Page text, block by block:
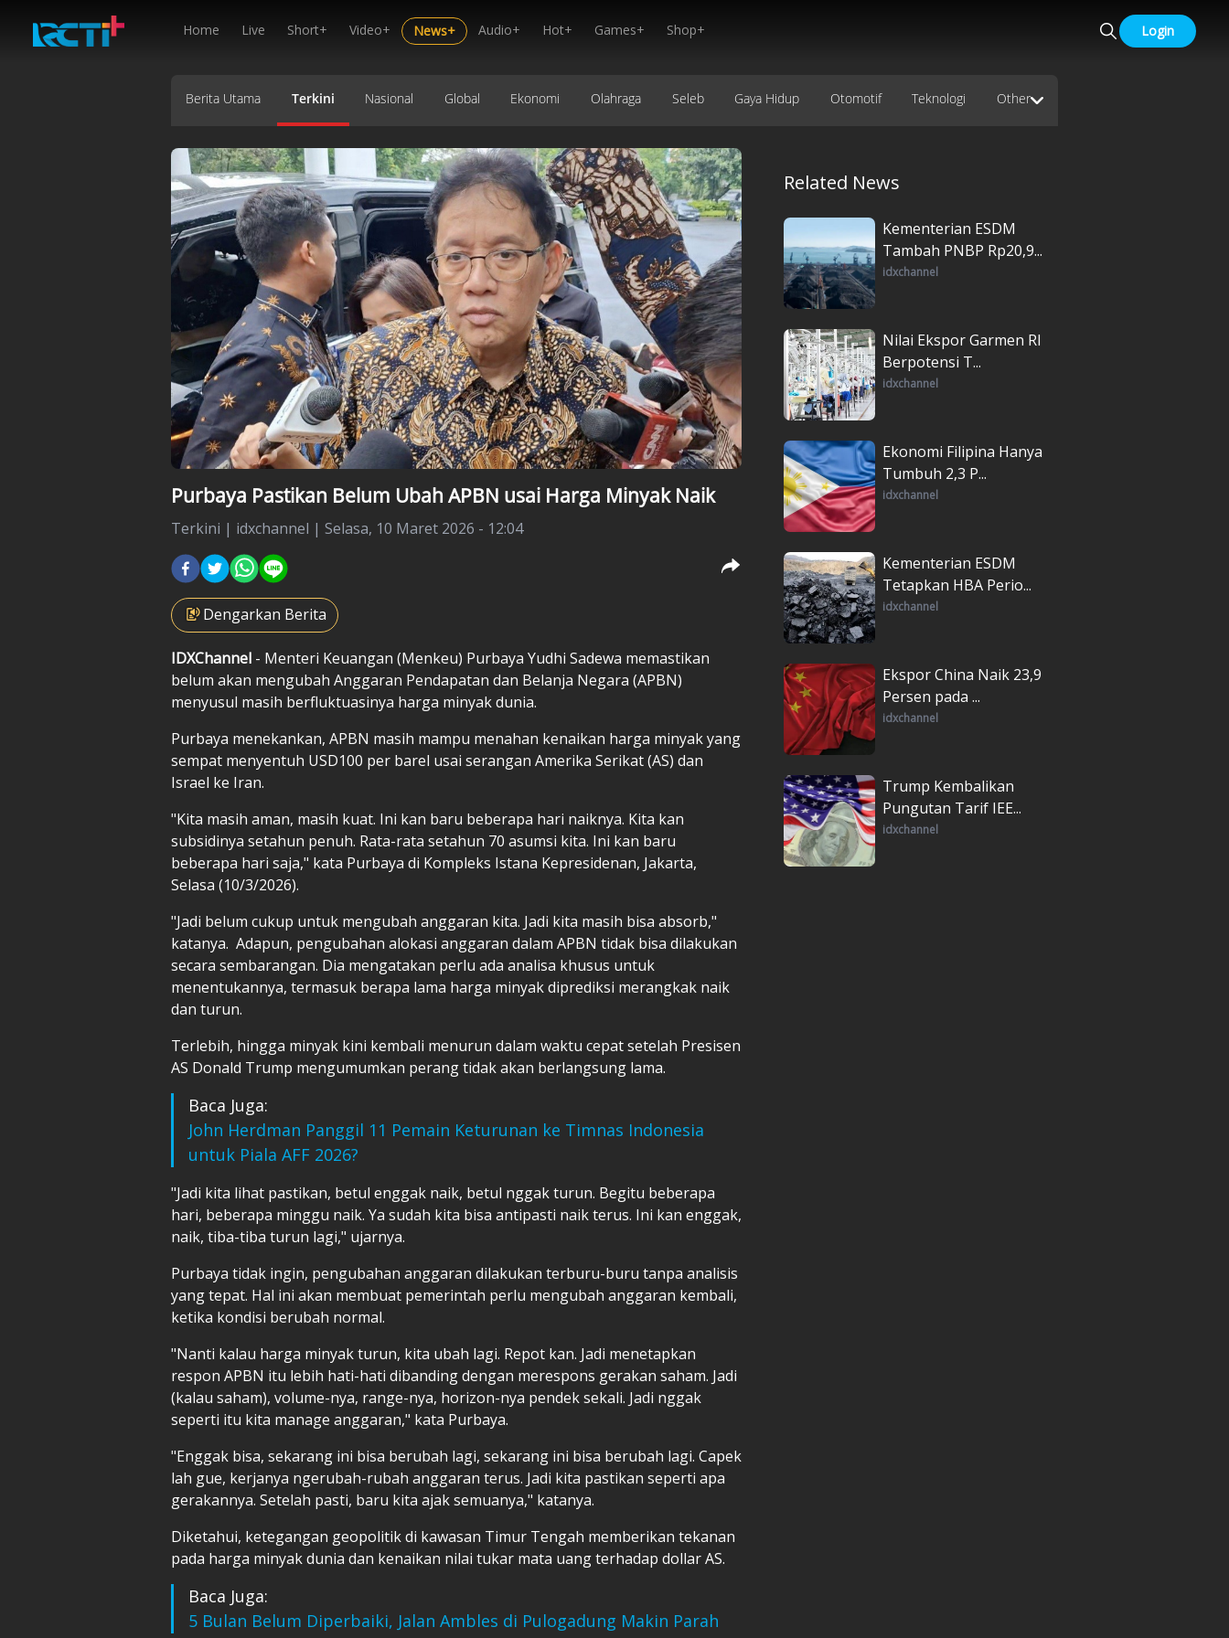
Home Live Short+ Video+ News+ Audio+ Hot+ Games+ Shop+ Login
Berita Utama Terkini Nasional Global Ekonomi Olahraga Seleb Gaya Hidup Otomotif Teknologi Other
Purbaya Pastikan Belum Ubah APBN usai Harga Minyak Naik
Terkini | idxchannel | Selasa, 10 Maret 2026 - 12:04
Dengarkan Berita
IDXChannel - Menteri Keuangan (Menkeu) Purbaya Yudhi Sadewa memastikan
belum akan mengubah Anggaran Pendapatan dan Belanja Negara (APBN)
menyusul masih berfluktuasinya harga minyak dunia.
Purbaya menekankan, APBN masih mampu menahan kenaikan harga minyak yang
sempat menyentuh USD100 per barel usai serangan Amerika Serikat (AS) dan
Israel ke Iran.
"Kita masih aman, masih kuat. Ini kan baru beberapa hari naiknya. Kita kan
subsidinya setahun penuh. Rata-rata setahun 70 asumsi kita. Ini kan baru
beberapa hari saja," kata Purbaya di Kompleks Istana Kepresidenan, Jakarta,
Selasa (10/3/2026).
"Jadi belum cukup untuk mengubah anggaran kita. Jadi kita masih bisa absorb,"
katanya. Adapun, pengubahan alokasi anggaran dalam APBN tidak bisa dilakukan
secara sembarangan. Dia mengatakan perlu ada analisa khusus untuk
menentukannya, termasuk berapa lama harga minyak diprediksi merangkak naik
dan turun.
Terlebih, hingga minyak kini kembali menurun dalam waktu cepat setelah Presisen
AS Donald Trump mengumumkan perang tidak akan berlangsung lama.
Baca Juga:
John Herdman Panggil 11 Pemain Keturunan ke Timnas Indonesia
untuk Piala AFF 2026?
"Jadi kita lihat pastikan, betul enggak naik, betul nggak turun. Begitu beberapa
hari, beberapa minggu naik. Ya sudah kita bisa antipasti naik terus. Ini kan enggak,
naik, tiba-tiba turun lagi," ujarnya.
Purbaya tidak ingin, pengubahan anggaran dilakukan terburu-buru tanpa analisis
yang tepat. Hal ini akan membuat pemerintah perlu mengubah anggaran kembali,
ketika kondisi berubah normal.
"Nanti kalau harga minyak turun, kita ubah lagi. Repot kan. Jadi menetapkan
respon APBN itu lebih hati-hati dibanding dengan merespons gerakan saham. Jadi
(kalau saham), volume-nya, range-nya, horizon-nya pendek sekali. Jadi nggak
seperti itu kita manage anggaran," kata Purbaya.
"Enggak bisa, sekarang ini bisa berubah lagi, sekarang ini bisa berubah lagi. Capek
lah gue, kerjanya ngerubah-rubah anggaran terus. Jadi kita pastikan seperti apa
gerakannya. Setelah pasti, baru kita ajak semuanya," katanya.
Diketahui, ketegangan geopolitik di kawasan Timur Tengah memberikan tekanan
pada harga minyak dunia dan kenaikan nilai tukar mata uang terhadap dollar AS.
Baca Juga:
5 Bulan Belum Diperbaiki, Jalan Ambles di Pulogadung Makin Parah
Related News
Kementerian ESDM
Tambah PNBP Rp20,9...
idxchannel
Nilai Ekspor Garmen RI
Berpotensi T...
idxchannel
Ekonomi Filipina Hanya
Tumbuh 2,3 P...
idxchannel
Kementerian ESDM
Tetapkan HBA Perio...
idxchannel
Ekspor China Naik 23,9
Persen pada ...
idxchannel
Trump Kembalikan
Pungutan Tarif IEE...
idxchannel